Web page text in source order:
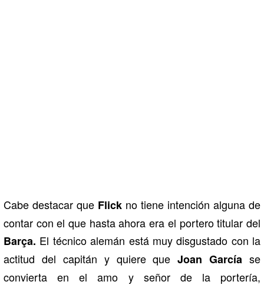
Cabe destacar que Flick no tiene intención alguna de
contar con el que hasta ahora era el portero titular del
Barça. El técnico alemán está muy disgustado con la
actitud del capitán y quiere queJoan García se
convierta en el amo y señor de la portería,